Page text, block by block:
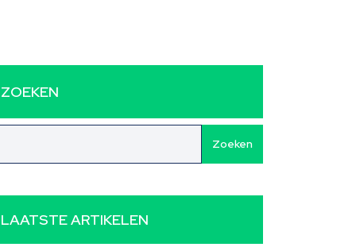
ZOEKEN
Zoeken
LAATSTE ARTIKELEN